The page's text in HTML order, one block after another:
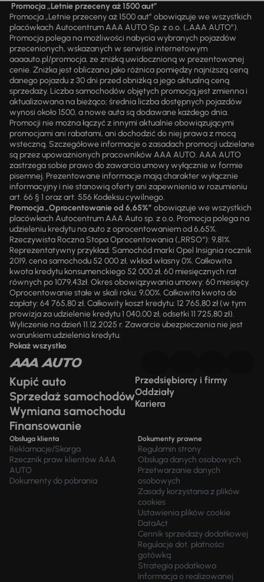
Promocja „Letnie przeceny aż 1500 aut”
Promocja „Letnie przeceny aż 1500 aut” obowiązuje we wszystkich
placówkach Autocentrum AAA AUTO Sp. z o.o. („AAA AUTO”).
Promocja polega na możliwości nabycia wybranych pojazdów
przecenionych, wskazanych w serwisie internetowym
aaaauto.pl/promocja, ze zniżką uwidocznioną w prezentowanej
cenie. Zniżka jest obliczana jako różnica pomiędzy najniższą ceną
danego pojazdu z 30 dni przed obniżką a jego aktualną ceną
sprzedaży. Liczba samochodów objętych promocją jest zmienna i
aktualizowana na bieżąco; średnia liczba dostępnych pojazdów
wynosi około 1500, a nowe auta są dodawane każdego dnia.
Promocji nie można łączyć z innymi aktualnie obowiązującymi
promocjami ani rabatami, ani dochodzić do niej prawa z mocą
wsteczną. Szczegółowe informacje o zasadach promocji udzielane
są przez upoważnionych pracowników AAA AUTO. AAA AUTO
zastrzega sobie prawo do zawarcia umowy wyłącznie w formie
pisemnej. Prezentowane informacje mają charakter wyłącznie
informacyjny i nie stanowią oferty ani zapewnienia w rozumieniu
art. 66 § 1 oraz art. 556 Kodeksu cywilnego.
Promocja „Oprocentowanie od 6,65%” obowiązuje we wszystkich
placówkach Autocentrum AAA Auto sp. z o.o. Promocja polega na
udzieleniu kredytu na auto z oprocentowaniem od 6,65%.
Rzeczywista Roczna Stopa Oprocentowania („RRSO“): 9,81%.
Reprezentatywny przykład: Samochód marki Opel Insignia rocznik
2019, cena samochodu 52 000 zł, wkład własny 0%. Całkowita
kwota kredytu konsumenckiego 52 000 zł, 60 miesięcznych rat
równych po 1079,43zł. Okres obowiązywania umowy: 60 miesięcy.
Oprocentowanie stałe w skali roku: 9,00%. Całkowita kwota do
zapłaty: 64 765,80 zł. Całkowity koszt kredytu: 12 765,80 zł (w tym
prowizja za udzielenie kredytu 1 040,00 zł, odsetki 11 725,80 zł).
Wyliczenie na dzień 11.12.2025 r. Zawarcie ubezpieczenia nie jest
warunkiem udzielenia kredytu.
Pokaż wszystko
Kupić auto
Sprzedaż samochodów
Wymiana samochodu
Finansowanie
Przedsiębiorcy i firmy
Oddziały
Kariera
Obsługa klienta
Reklamacje/Skarga
Rzecznik praw klientów AAA
AUTO
Dokumenty do pobrania
Dokumenty prawne
Regulamin strony
Obsługa danych osobowych
Przetwarzanie danych
osobowych
Zasady korzystania z plików
cookies
Ustawienia plików cookie
DataAct
Cennik sprzedaży dodatkowej
Regulacje dot. płatności
gotówką
Strategia podatkowa
Informacja o realizowanej